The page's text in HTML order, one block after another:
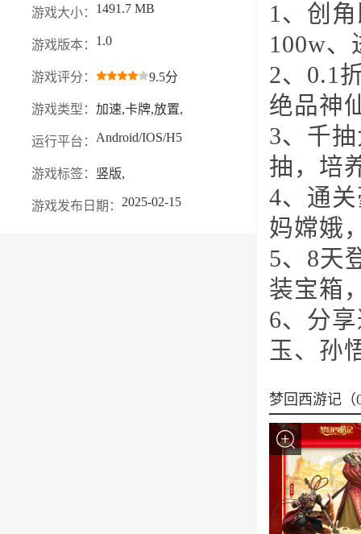
游戏大小： 1491.7 MB
游戏版本： 1.0
游戏评分： 9.5分
游戏类型： 加速,卡牌,放置,
运行平台： Android/IOS/H5
游戏标签： 竖版,
游戏发布日期： 2025-02-15
1、创
100w、
2、0.1
绝品神
3、千
抽，培
4、通
妈嫦娥
5、8天
装宝箱
6、分
玉、孙
梦回西游记（